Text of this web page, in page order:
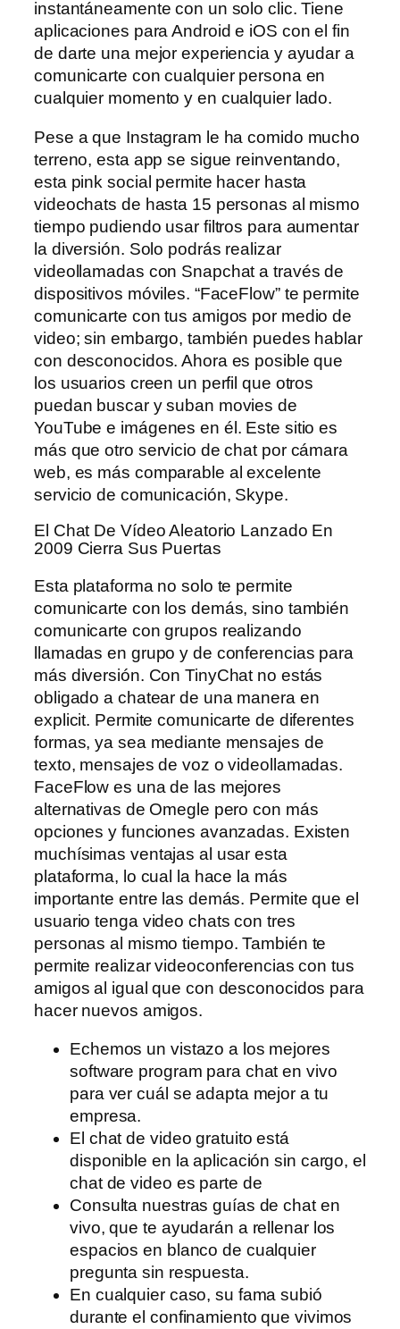
instantáneamente con un solo clic. Tiene
aplicaciones para Android e iOS con el fin
de darte una mejor experiencia y ayudar a
comunicarte con cualquier persona en
cualquier momento y en cualquier lado.
Pese a que Instagram le ha comido mucho
terreno, esta app se sigue reinventando,
esta pink social permite hacer hasta
videochats de hasta 15 personas al mismo
tiempo pudiendo usar filtros para aumentar
la diversión. Solo podrás realizar
videollamadas con Snapchat a través de
dispositivos móviles. “FaceFlow” te permite
comunicarte con tus amigos por medio de
video; sin embargo, también puedes hablar
con desconocidos. Ahora es posible que
los usuarios creen un perfil que otros
puedan buscar y suban movies de
YouTube e imágenes en él. Este sitio es
más que otro servicio de chat por cámara
web, es más comparable al excelente
servicio de comunicación, Skype.
El Chat De Vídeo Aleatorio Lanzado En
2009 Cierra Sus Puertas
Esta plataforma no solo te permite
comunicarte con los demás, sino también
comunicarte con grupos realizando
llamadas en grupo y de conferencias para
más diversión. Con TinyChat no estás
obligado a chatear de una manera en
explicit. Permite comunicarte de diferentes
formas, ya sea mediante mensajes de
texto, mensajes de voz o videollamadas.
FaceFlow es una de las mejores
alternativas de Omegle pero con más
opciones y funciones avanzadas. Existen
muchísimas ventajas al usar esta
plataforma, lo cual la hace la más
importante entre las demás. Permite que el
usuario tenga video chats con tres
personas al mismo tiempo. También te
permite realizar videoconferencias con tus
amigos al igual que con desconocidos para
hacer nuevos amigos.
Echemos un vistazo a los mejores
software program para chat en vivo
para ver cuál se adapta mejor a tu
empresa.
El chat de video gratuito está
disponible en la aplicación sin cargo, el
chat de video es parte de
Consulta nuestras guías de chat en
vivo, que te ayudarán a rellenar los
espacios en blanco de cualquier
pregunta sin respuesta.
En cualquier caso, su fama subió
durante el confinamiento que vivimos